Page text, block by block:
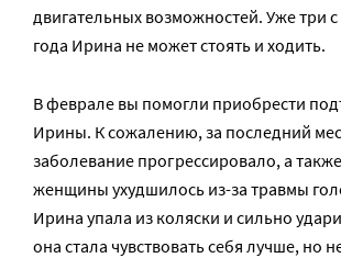
двигательных возможностей. Уже три
года Ирина не может стоять и ходить.
В феврале вы помогли приобрести
Ирины. К сожалению, за последний
заболевание прогрессировало, а
женщины ухудшилось из-за травмы
Ирина упала из коляски и сильно
она стала чувствовать себя лучше, но